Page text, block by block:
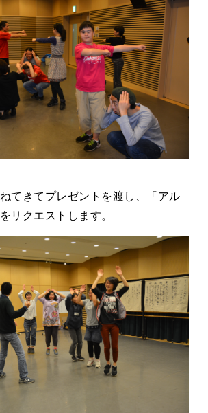
てきてプレゼントを渡し、「アル
リクエストします。